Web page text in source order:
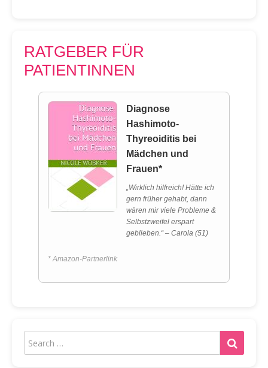
RATGEBER FÜR
PATIENTINNEN
Diagnose
Hashimoto-
Thyreoiditis bei
Mädchen und
Frauen*
„Wirklich hilfreich! Hätte ich
gern früher gehabt, dann
wären mir viele Probleme &
Selbstzweifel erspart
geblieben.“ – Carola (51)
* Amazon-Partnerlink